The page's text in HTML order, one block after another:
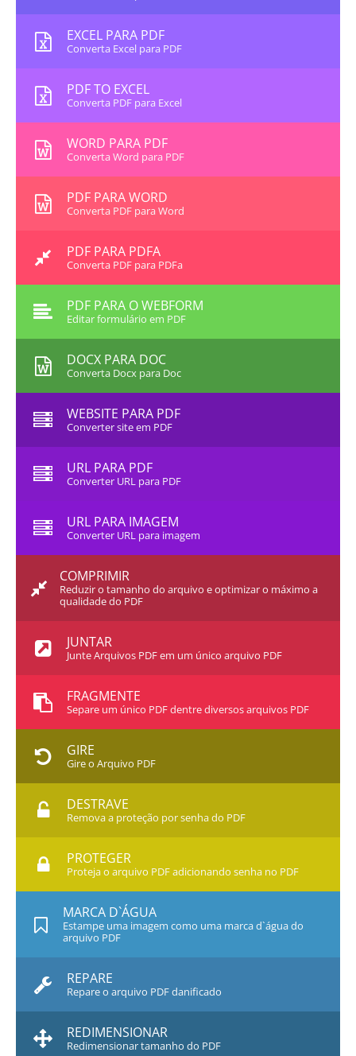
EXCEL PARA PDF
Converta Excel para PDF
PDF TO EXCEL
Converta PDF para Excel
WORD PARA PDF
Converta Word para PDF
PDF PARA WORD
Converta PDF para Word
PDF PARA PDFA
Converta PDF para PDFa
PDF PARA O WEBFORM
Editar formulário em PDF
DOCX PARA DOC
Converta Docx para Doc
WEBSITE PARA PDF
Converter site em PDF
URL PARA PDF
Converter URL para PDF
URL PARA IMAGEM
Converter URL para imagem
COMPRIMIR
Reduzir o tamanho do arquivo e optimizar o máximo a
qualidade do PDF
JUNTAR
Junte Arquivos PDF em um único arquivo PDF
FRAGMENTE
Separe um único PDF dentre diversos arquivos PDF
GIRE
Gire o Arquivo PDF
DESTRAVE
Remova a proteção por senha do PDF
PROTEGER
Proteja o arquivo PDF adicionando senha no PDF
MARCA D`ÁGUA
Estampe uma imagem como uma marca d`água do
arquivo PDF
REPARE
Repare o arquivo PDF danificado
REDIMENSIONAR
Redimensionar tamanho do PDF